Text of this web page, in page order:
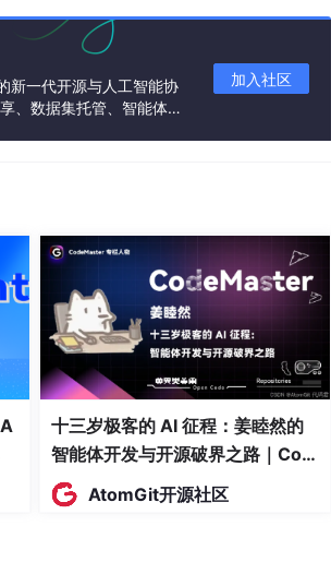
新一代开源与人工智能协
、数据集托管、智能体开
加入社区
十三岁极客的 AI 征程：姜睦然的
智能体开发与开源破界之路｜Cod
eMaster #13
AtomGit开源社区